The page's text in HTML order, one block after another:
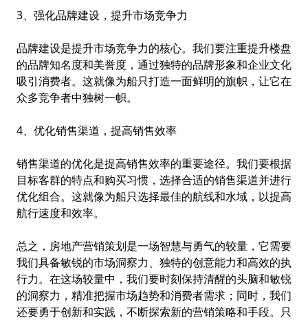
3、强化品牌建设，提升市场竞争力
品牌建设是提升市场竞争力的核心。我们要注重提升楼盘
的品牌知名度和美誉度，通过独特的品牌形象和企业文化
吸引消费者。这就像为船只打造一面鲜明的旗帜，让它在
众多竞争者中独树一帜。
4、优化销售渠道，提高销售效率
销售渠道的优化是提高销售效率的重要途径。我们要根据
目标客群的特点和购买习惯，选择合适的销售渠道并进行
优化组合。这就像为船只选择最佳的航线和水域，以提高
航行速度和效率。
总之，房地产营销策划是一场智慧与勇气的较量，它需要
我们具备敏锐的市场洞察力、独特的创意能力和高效的执
行力。在这场较量中，我们要时刻保持清醒的头脑和敏锐
的洞察力，精准把握市场趋势和消费者需求；同时，我们
还要勇于创新和实践，不断探索新的营销策略和手段。只